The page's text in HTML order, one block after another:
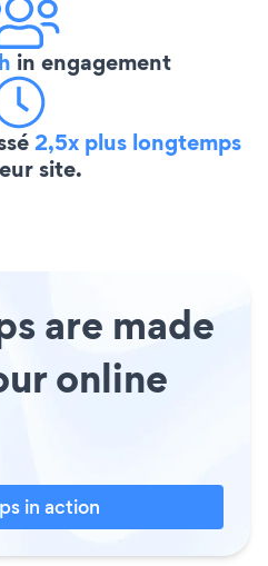
in engagement
2,5x plus longtemps
site.
are made
online
in action